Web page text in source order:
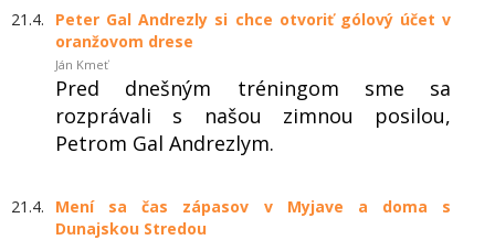
21.4.
Peter Gal Andrezly si chce otvoriť gólový účet v
oranžovom drese
Ján Kmeť
Pred dnešným tréningom sme sa
rozprávali s našou zimnou posilou,
Petrom Gal Andrezlym.
21.4.
Mení sa čas zápasov v Myjave a doma s
Dunajskou Stredou